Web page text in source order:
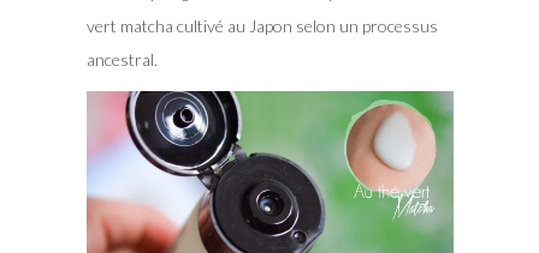
vert matcha cultivé au Japon selon un processus
ancestral.